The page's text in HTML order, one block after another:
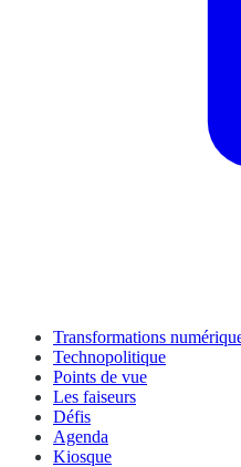
Transformations
Technopolitique
Points de vue
Les faiseurs
Défis
Agenda
Kiosque